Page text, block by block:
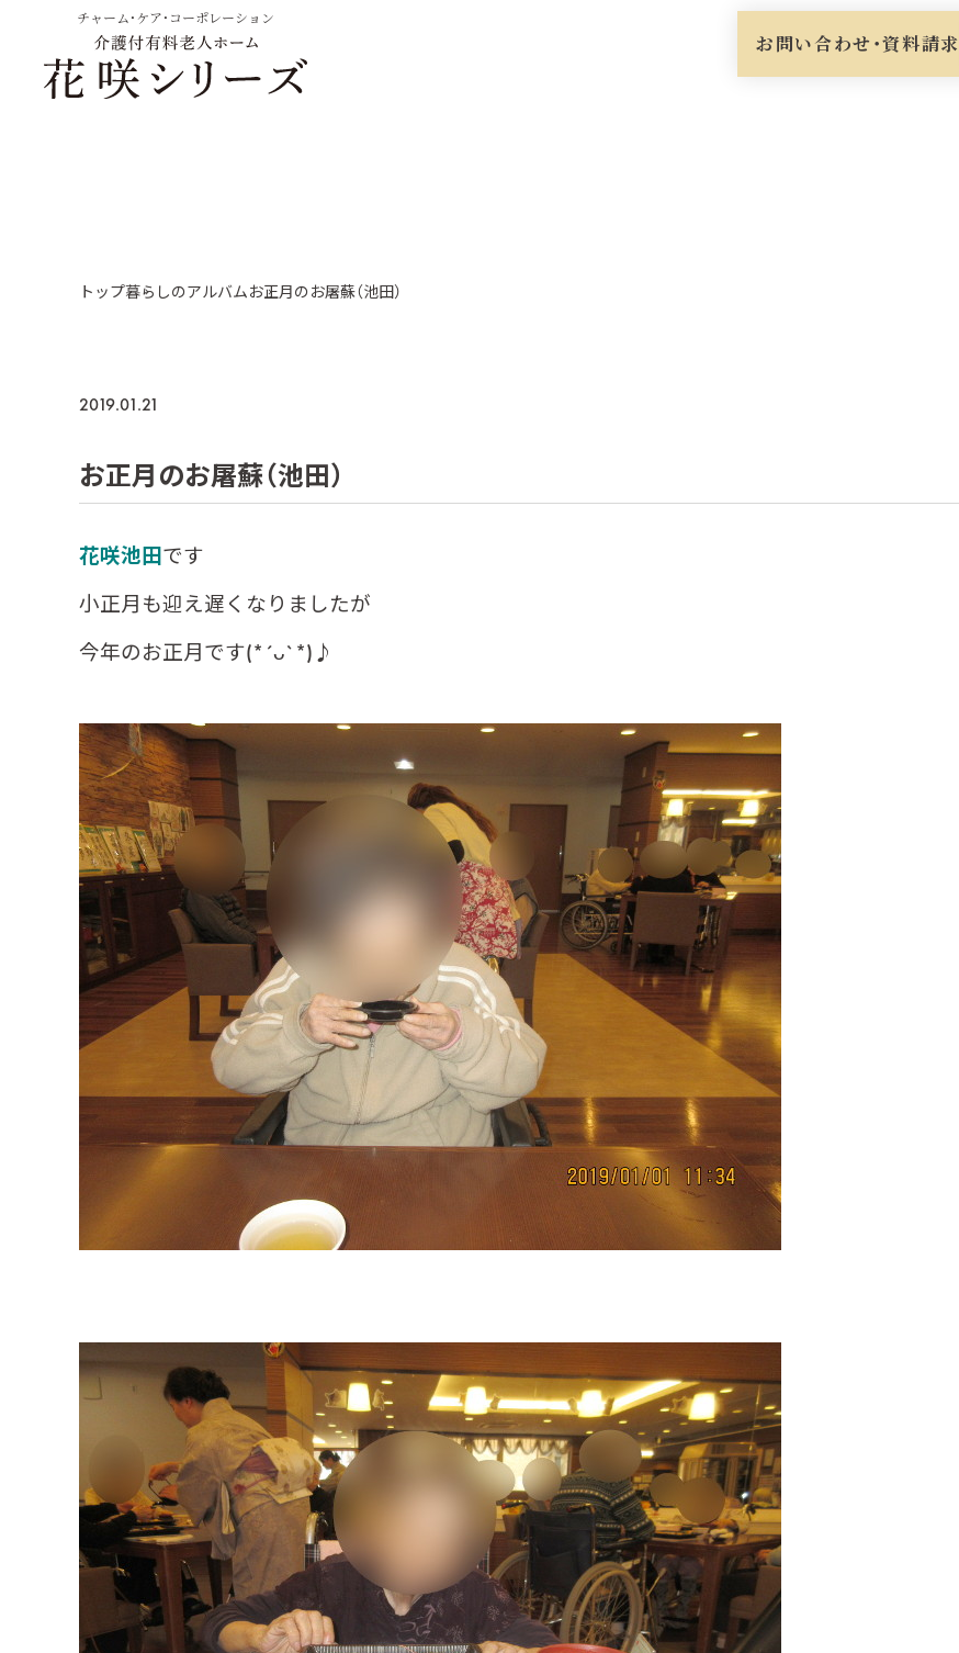
チャーム・ケア・コーポレーション
お問い合わせ・資料請求
トップ暮らしのアルバムお正月のお屠蘇（池田）
2019.01.21
お正月のお屠蘇（池田）
花咲池田 です
小正月も迎え遅くなりましたが
今年のお正月です(*´ᴗ`*)♪